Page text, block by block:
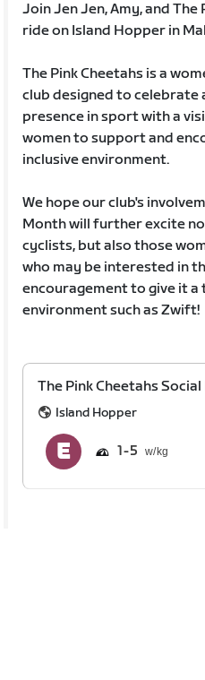
Join Jen Jen, Amy, and
ride on Island Hopper in
The Pink Cheetahs is a
club designed to
presence in sport with a
women to support and
inclusive environment.
We hope our club's
Month will further excite
cyclists, but also those
who may be interested in
encouragement to give it
environment such as Zwift!
The Pink Cheetahs Social
Island Hopper
1 5